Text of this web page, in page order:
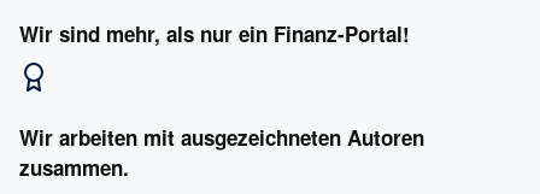
Wir sind mehr, als nur ein Finanz-Portal!
Wir arbeiten mit ausgezeichneten Autoren
zusammen.